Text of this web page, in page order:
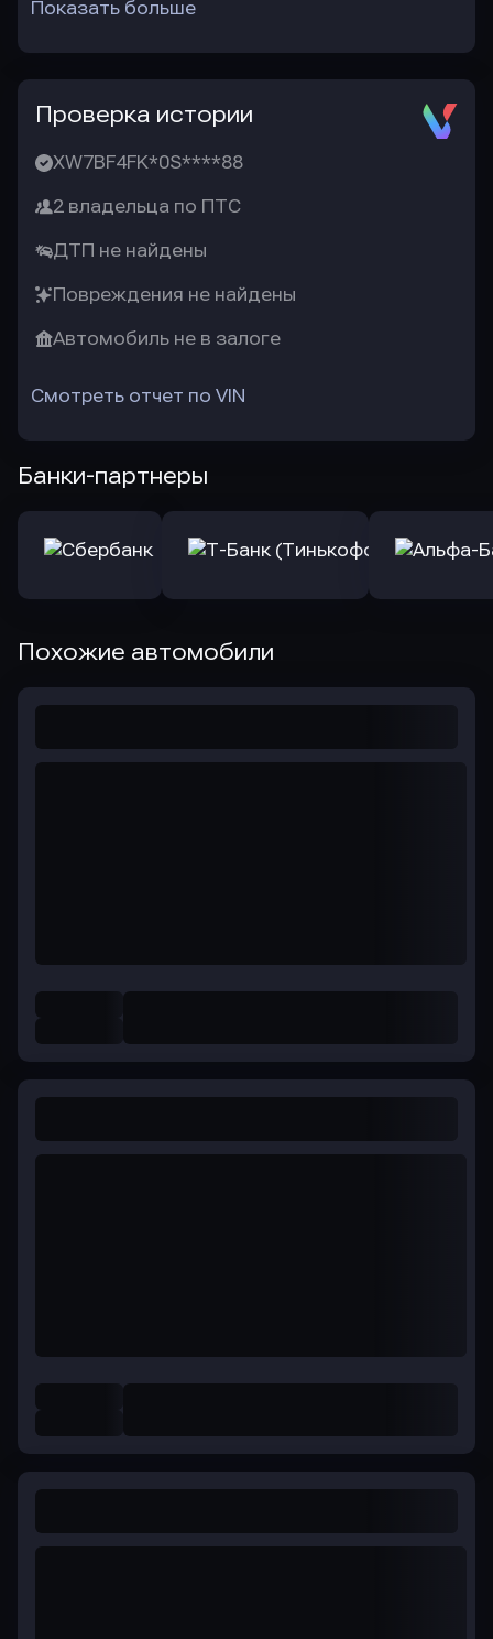
Показать больше
Проверка истории
XW7BF4FK*0S****88
2 владельца по ПТС
ДТП не найдены
Повреждения не найдены
Автомобиль не в залоге
Смотреть отчет по VIN
Банки-партнеры
Похожие автомобили